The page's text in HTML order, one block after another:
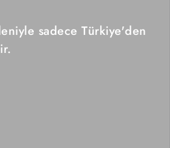
sadece Türkiye'den